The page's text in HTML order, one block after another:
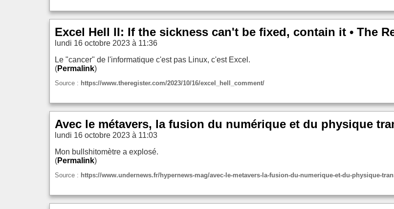
Excel Hell II: If the sickness can't be fixed, contain it • The
lundi 16 octobre 2023 à 11:36
Le "cancer" de l'informatique c'est pas Linux, c'est Excel.
(Permalink)
Source : https://www.theregister.com/2023/10/16/excel_hell_comment/
Avec le métavers, la fusion du numérique et du physique
lundi 16 octobre 2023 à 11:03
Mon bullshitomètre a explosé.
(Permalink)
Source : https://www.undernews.fr/hypernews-mag/avec-le-metavers-la-fusion-du-numerique-et-du-physique-